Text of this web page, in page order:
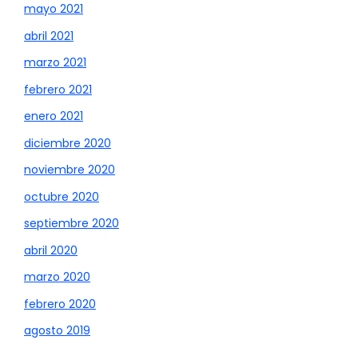
mayo 2021
abril 2021
marzo 2021
febrero 2021
enero 2021
diciembre 2020
noviembre 2020
octubre 2020
septiembre 2020
abril 2020
marzo 2020
febrero 2020
agosto 2019